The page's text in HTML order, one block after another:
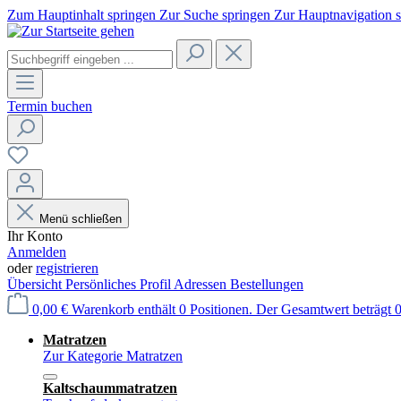
Zum Hauptinhalt springen Zur Suche springen Zur Hauptnavigation
Termin buchen
Menü schließen
Ihr Konto
Anmelden
oderregistrieren
Übersicht Persönliches Profil Adressen Bestellungen
0,00 € Warenkorb enthält 0 Positionen. Der Gesamtwert beträgt
Matratzen
Zur Kategorie Matratzen
Kaltschaummatratzen